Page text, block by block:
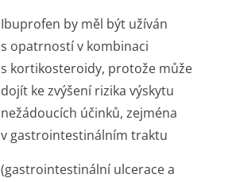
Ibuprofen by měl být užíván
s opatrností v kombinaci
s kortikosteroidy, protože může
dojít ke zvýšení rizika výskytu
nežádoucích účinků, zejména
v gastrointes­tinálním trak­tu
(gastrointestinální ulcerace a